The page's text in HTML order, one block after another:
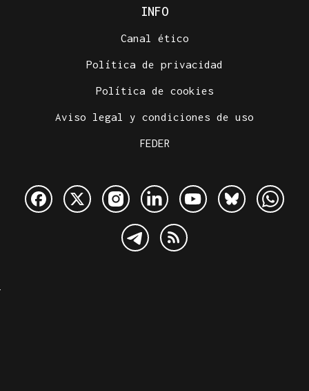
INFO
Canal ético
Política de privacidad
Política de cookies
Aviso legal y condiciones de uso
FEDER